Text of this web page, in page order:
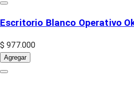
Escritorio Blanco Operativo
$ 977.000
Agregar